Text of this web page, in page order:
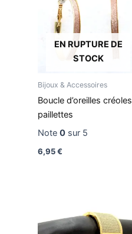
EN RUPTURE DE
STOCK
Bijoux & Accessoires
Boucle d’oreilles créoles
paillettes
Note 0sur 5
6,95€